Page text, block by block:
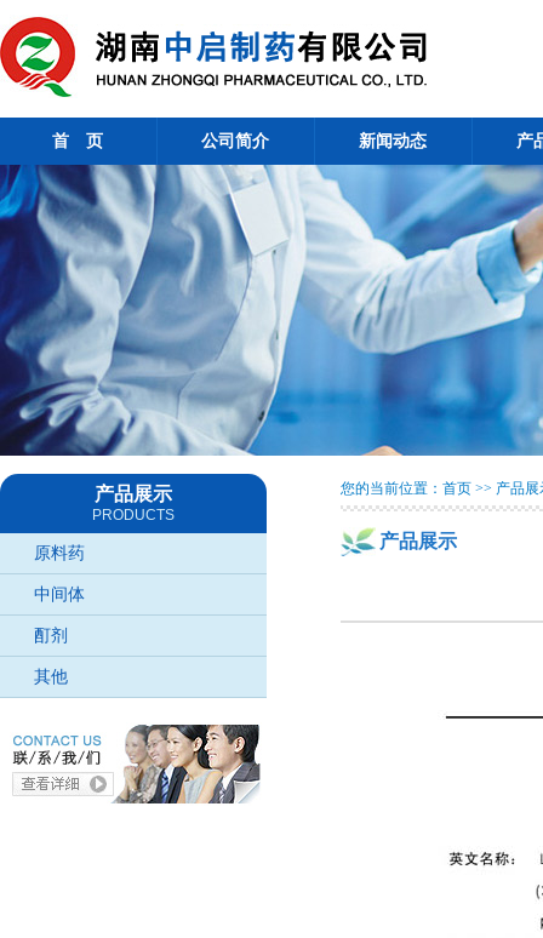
首 页 公司简介 新闻动态 产
产品展示
PRODUCTS
原料药
中间体
酊剂
其他
您的当前位置：首页 >> 产品展
产品展示